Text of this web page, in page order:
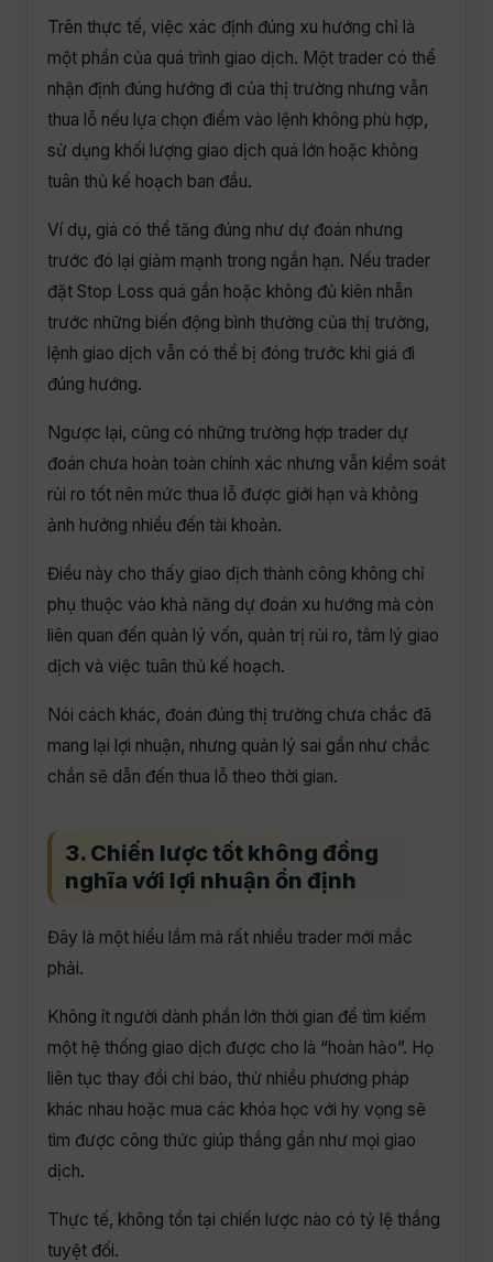
Trên thực tế, việc xác định đúng xu hướng chỉ là
một phần của quá trình giao dịch. Một trader có thể
nhận định đúng hướng đi của thị trường nhưng vẫn
thua lỗ nếu lựa chọn điểm vào lệnh không phù hợp,
sử dụng khối lượng giao dịch quá lớn hoặc không
tuân thủ kế hoạch ban đầu.
Ví dụ, giá có thể tăng đúng như dự đoán nhưng
trước đó lại giảm mạnh trong ngắn hạn. Nếu trader
đặt Stop Loss quá gần hoặc không đủ kiên nhẫn
trước những biến động bình thường của thị trường,
lệnh giao dịch vẫn có thể bị đóng trước khi giá đi
đúng hướng.
Ngược lại, cũng có những trường hợp trader dự
đoán chưa hoàn toàn chính xác nhưng vẫn kiểm soát
rủi ro tốt nên mức thua lỗ được giới hạn và không
ảnh hưởng nhiều đến tài khoản.
Điều này cho thấy giao dịch thành công không chỉ
phụ thuộc vào khả năng dự đoán xu hướng mà còn
liên quan đến quản lý vốn, quản trị rủi ro, tâm lý giao
dịch và việc tuân thủ kế hoạch.
Nói cách khác, đoán đúng thị trường chưa chắc đã
mang lại lợi nhuận, nhưng quản lý sai gần như chắc
chắn sẽ dẫn đến thua lỗ theo thời gian.
3. Chiến lược tốt không đồng
nghĩa với lợi nhuận ổn định
Đây là một hiểu lầm mà rất nhiều trader mới mắc
phải.
Không ít người dành phần lớn thời gian để tìm kiếm
một hệ thống giao dịch được cho là “hoàn hảo”. Họ
liên tục thay đổi chỉ báo, thử nhiều phương pháp
khác nhau hoặc mua các khóa học với hy vọng sẽ
tìm được công thức giúp thắng gần như mọi giao
dịch.
Thực tế, không tồn tại chiến lược nào có tỷ lệ thắng
tuyệt đối.